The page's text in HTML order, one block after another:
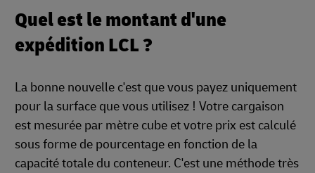
Quel est le montant d'une
expédition LCL ?
La bonne nouvelle c'est que vous payez uniquement
pour la surface que vous utilisez ! Votre cargaison
est mesurée par mètre cube et votre prix est calculé
sous forme de pourcentage en fonction de la
capacité totale du conteneur. C'est une méthode très